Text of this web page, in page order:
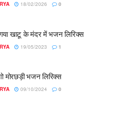
18/02/2026 0
गया खाटू के मंदर में भजन लिरिक्स
19/05/2023 1
मोरछड़ी भजन लिरिक्स
09/10/2024 0